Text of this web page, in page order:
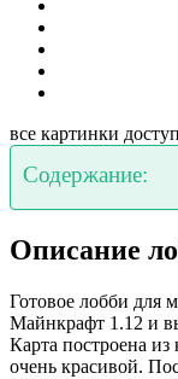
все картинки
Содержание:
Описание
Готовое лобби для
Майнкрафт 1.12 и
Карта построена
очень красивой.